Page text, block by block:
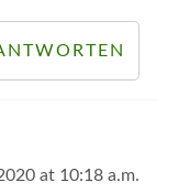
at 10:18 a.m.